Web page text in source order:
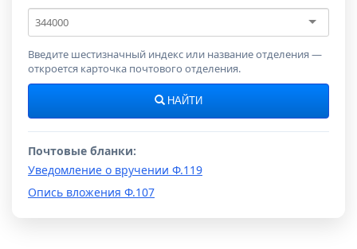
Почтовый
индекс
Введите шестизначный индекс или название отделения —
откроется карточка почтового отделения.
НАЙТИ
Почтовые бланки:
Уведомление о вручении Ф.119
Опись вложения Ф.107